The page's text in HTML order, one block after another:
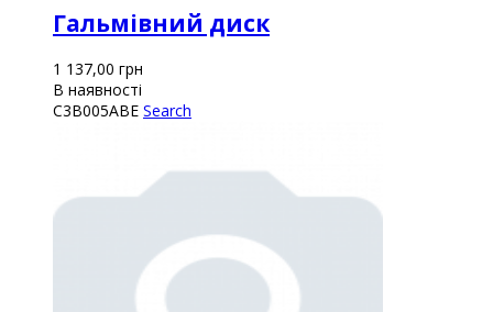
Гальмівний диск
1 137,00 грн
В наявності
C3B005ABE Search